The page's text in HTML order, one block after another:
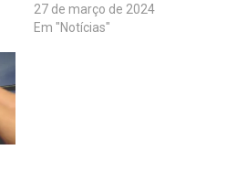
27 de março de 2024
Em "Notícias"